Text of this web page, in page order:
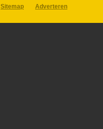
Sitemap
Adverteren